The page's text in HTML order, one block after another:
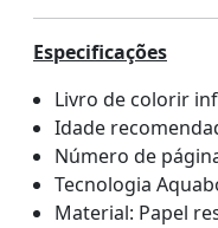
Especificações
Livro de colorir
Idade
Número de
Tecnologia
Material: Papel